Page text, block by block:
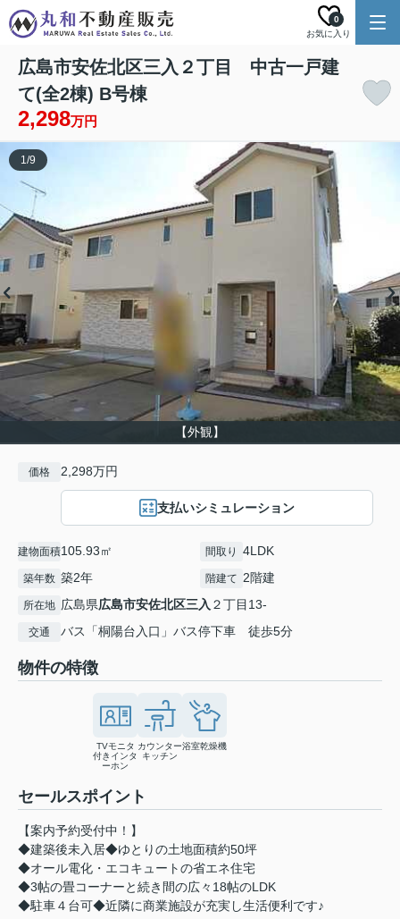
お気に入り
0
広島市安佐北区三入２丁目 中古一戸建
て(全2棟) B号棟
2,298万円
【外観】
1/9
価格 2,298万円
支払いシミュレーション
建物面積105.93㎡ 間取り 4LDK
築年数 築2年 階建て 2階建
所在地 広島県広島市安佐北区三入 ２丁目13-
交通 バス「桐陽台入口」バス停下車 徒歩5分
物件の特徴
TVモニタ
付きインタ
ーホン
カウンター
キッチン
浴室乾燥機
セールスポイント
【案内予約受付中！】
◆建築後未入居◆ゆとりの土地面積約50坪
◆オール電化・エコキュートの省エネ住宅
◆3帖の畳コーナーと続き間の広々18帖のLDK
◆駐車４台可◆近隣に商業施設が充実し生活便利です♪